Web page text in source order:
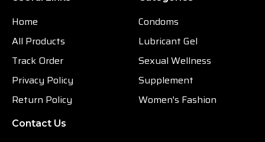
Home
All Products
Track Order
Privacy Policy
Return Policy
Condoms
Lubricant Gel
Sexual Wellness
Supplement
Women's Fashion
Contact Us